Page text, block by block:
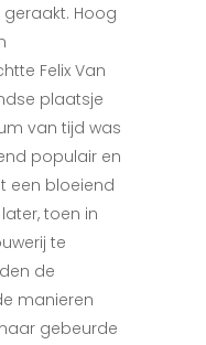
Hoog
Felix Van
plaatsje
van tijd was
populair en
een bloeiend
toen in
te
de
manieren
gebeurde